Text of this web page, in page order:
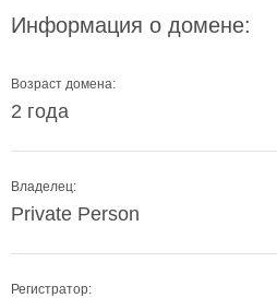
Информация о домене:
Возраст домена:
2 года
Владелец:
Private Person
Регистратор: